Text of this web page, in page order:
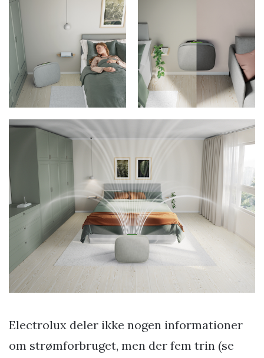
Electrolux deler ikke nogen informationer
om strømforbruget, men der fem trin (se